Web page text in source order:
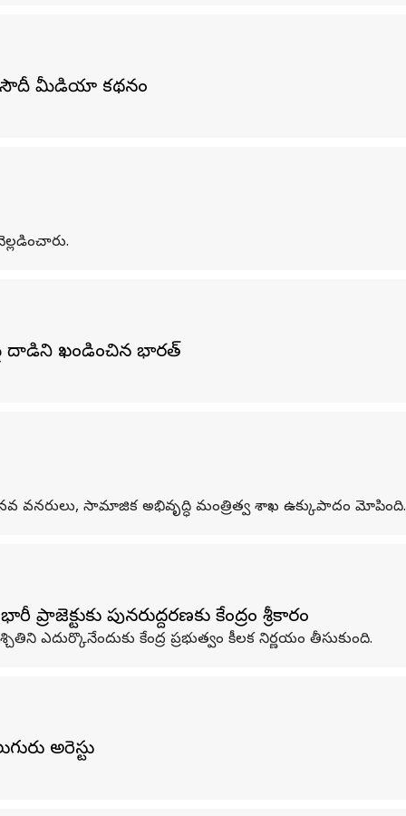
సౌదీ మీడియా కథనం
దాడిని ఖండించిన భారత్
వనరులు, సామాజిక అభివృద్ధి మంత్రిత్వ శాఖ ఉక్కుపాదం మోపింది.
పునరుద్దరణకు కేంద్రం శ్రీకారం
ఎదుర్కొనేందుకు కేంద్ర ప్రభుత్వం కీలక నిర్ణయం తీసుకుంది.
అరెస్టు